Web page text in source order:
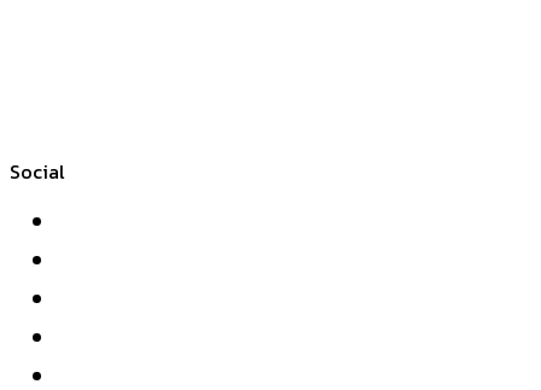
Social